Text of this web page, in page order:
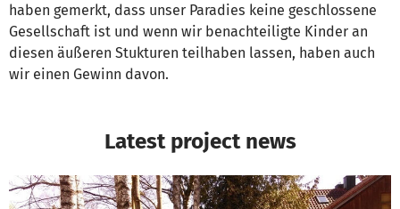
haben gemerkt, dass unser Paradies keine geschlossene
Gesellschaft ist und wenn wir benachteiligte Kinder an
diesen äußeren Stukturen teilhaben lassen, haben auch
wir einen Gewinn davon.
Latest project news